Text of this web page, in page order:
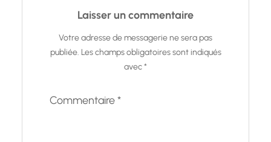
Laisser un commentaire
Votre adresse de messagerie ne sera pas
publiée. Les champs obligatoires sont indiqués
avec*
Commentaire*